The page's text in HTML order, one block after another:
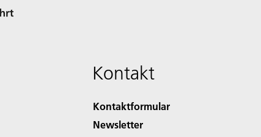
Kontakt
Kontaktformular
Newsletter